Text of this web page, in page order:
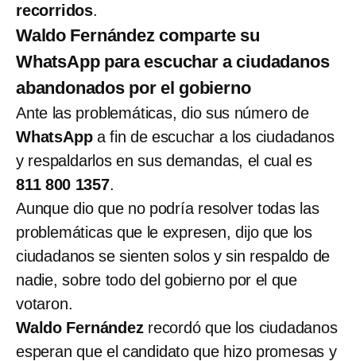
recorridos.
Waldo Fernández comparte su
WhatsApp para escuchar a ciudadanos
abandonados por el gobierno
Ante las problemáticas, dio sus número de
WhatsAppa fin de escuchar a los ciudadanos
y respaldarlos en sus demandas, el cual es
811 800 1357.
Aunque dio que no podría resolver todas las
problemáticas que le expresen, dijo que los
ciudadanos se sienten solos y sin respaldo de
nadie, sobre todo del gobierno por el que
votaron.
Waldo Fernández recordó que los ciudadanos
esperan que el candidato que hizo promesas y